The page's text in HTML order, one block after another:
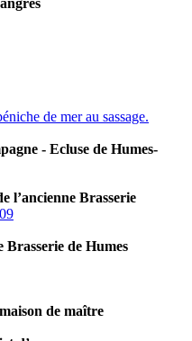
de mer au sassage.
- Ecluse de Humes-
l’ancienne Brasserie
Brasserie de Humes
de maître